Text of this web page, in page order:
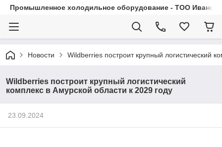
Промышленное холодильное оборудование - ТОО
Новости Wildberries построит крупный логистический
Wildberries построит крупный логистический
комплекс в Амурской области к 2029 году
23.09.2024